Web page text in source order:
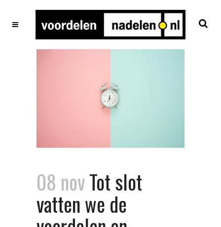
08 novTot slot
vatten we de